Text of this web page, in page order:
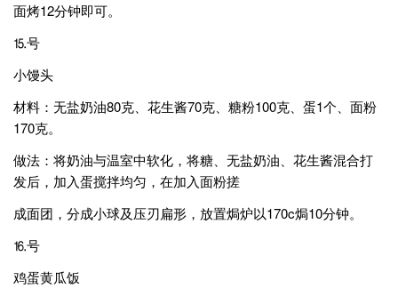
面烤12分钟即可。
⒖号
小馒头
材料：无盐奶油80克、花生酱70克、糖粉100克、蛋1个、面粉
170克。
做法：将奶油与温室中软化，将糖、无盐奶油、花生酱混合打
发后，加入蛋搅拌均匀，在加入面粉搓
成面团，分成小球及压刃扁形，放置焗炉以170c焗10分钟。
⒗号
鸡蛋黄瓜饭